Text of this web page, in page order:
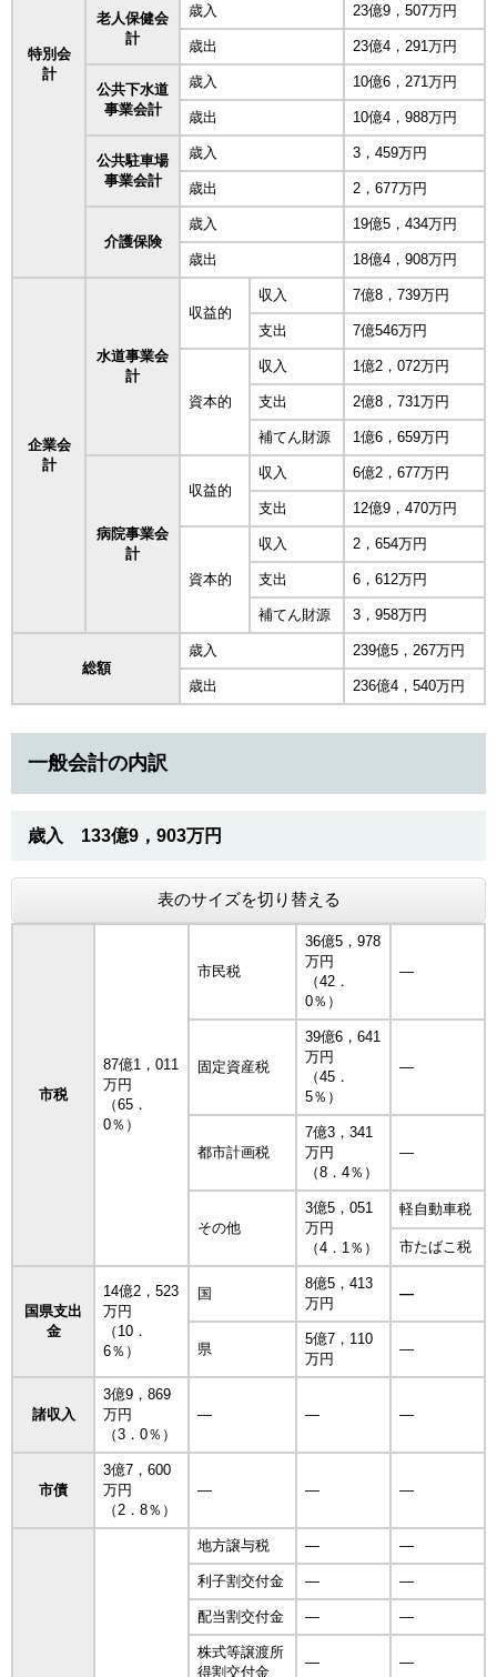
特別会
計
老人保健会
計
歳入 23億9，507万円
歳出 23億4，291万円
公共下水道
事業会計
歳入 10億6，271万円
歳出 10億4，988万円
公共駐車場
事業会計
歳入 3，459万円
歳出 2，677万円
介護保険
歳入 19億5，434万円
歳出 18億4，908万円
企業会
計
水道事業会
計
収益的
収入 7億8，739万円
支出 7億546万円
資本的
収入 1億2，072万円
支出 2億8，731万円
補てん財源 1億6，659万円
病院事業会
計
収益的
収入 6億2，677万円
支出 12億9，470万円
資本的
収入 2，654万円
支出 6，612万円
補てん財源 3，958万円
総額
歳入 239億5，267万円
歳出 236億4，540万円
一般会計の内訳
歳入 133億9，903万円
表のサイズを切り替える
市税
87億1，011
万円
（65．
0％）
市民税
36億5，978
万円
（42．
0％）
―
固定資産税
39億6，641
万円
（45．
5％）
―
都市計画税
7億3，341
万円
（8．4％）
―
その他
3億5，051
万円
（4．1％）
軽自動車税
市たばこ税
国県支出
金
14億2，523
万円
（10．
6％）
国
8億5，413
万円
―
県
5億7，110
万円
―
諸収入
3億9，869
万円
（3．0％）
― ― ―
市債
3億7，600
万円
（2．8％）
― ― ―
地方譲与税 ― ―
利子割交付金 ― ―
配当割交付金 ― ―
株式等譲渡所
得割交付金
― ―